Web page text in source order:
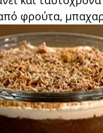
φρούτα,